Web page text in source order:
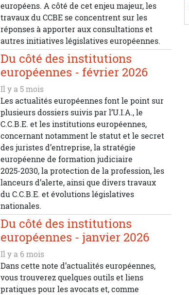
européens. A côté de cet enjeu majeur, les
travaux du CCBE se concentrent sur les
réponses à apporter aux consultations et
autres initiatives législatives européennes.
Du côté des institutions
européennes - février 2026
Il y a 5 mois
Les actualités européennes font le point sur
plusieurs dossiers suivis par l’U.I.A., le
C.C.B.E. et les institutions européennes,
concernant notamment le statut et le secret
des juristes d’entreprise, la stratégie
européenne de formation judiciaire
2025‑2030, la protection de la profession, les
lanceurs d’alerte, ainsi que divers travaux
du C.C.B.E. et évolutions législatives
nationales.
Du côté des institutions
européennes - janvier 2026
Il y a 6 mois
Dans cette note d’actualités européennes,
vous trouverez quelques outils et liens
pratiques pour les avocats et, comme